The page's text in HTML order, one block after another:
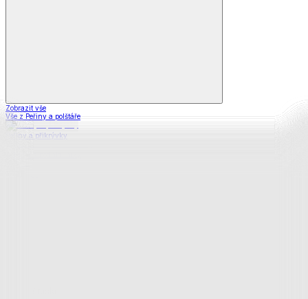
Zobrazit vše
Vše z Peřiny a polštáře
Peřiny a přikrývky